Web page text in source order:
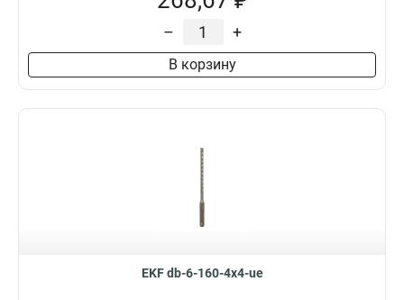
– +
В корзину
EKF db-6-160-4x4-ue